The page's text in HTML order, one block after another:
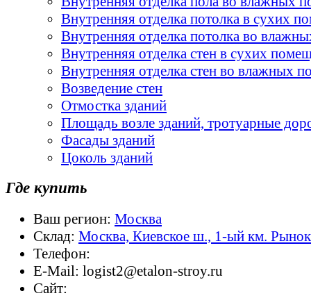
Внутренняя отделка потолка в сухих
Внутренняя отделка потолка во
Внутренняя отделка стен в сухих
Внутренняя отделка стен во влажных
Возведение стен
Отмостка зданий
Площадь возле зданий, тротуарные
Фасады зданий
Цоколь зданий
Где купить
Ваш регион: Москва
Склад: Москва, Киевское ш., 1-ый км.
Телефон:
E-Mail: logist2@etalon-stroy.ru
Сайт: